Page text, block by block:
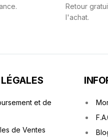
Retour
l'achat.
et de
de Ventes